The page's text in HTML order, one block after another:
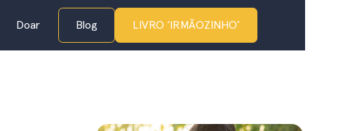
Doar Blog LIVRO ‘IRMÃOZINHO’